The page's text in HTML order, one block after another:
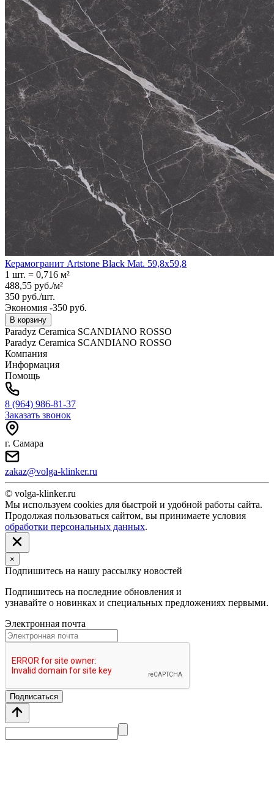
Керамогранит Artstone Black Mat. 59,8x59,8
1 шт. = 0,716 м²
488,55 руб./м²
350 руб./шт.
Экономия -350 руб.
В корзину
Paradyz Ceramica SCANDIANO ROSSO
Paradyz Ceramica SCANDIANO ROSSO
Компания
Информация
Помощь
8 (964) 986-81-37
Заказать звонок
г. Самара
zakaz@volga-klinker.ru
© volga-klinker.ru
Мы используем cookies для быстрой и удобной работы сайта.
Продолжая пользоваться сайтом, вы принимаете условия
обработки персональных данных.
×
Подпишитесь на нашу рассылку новостей
Подпишитесь на последние обновления и
узнавайте о новинках и специальных предложениях первыми.
Электронная почта
Подписаться